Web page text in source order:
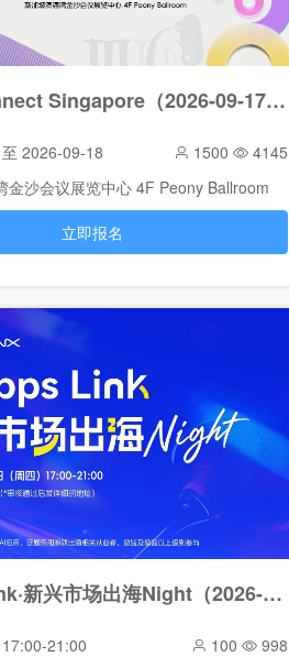
Global Connect Singapore（2026-09-17至2026-09-18）
2026-09-18 1500
4145
金沙会议展览中心 4F Peony Ballroom
立即报名
AI Apps Link·新兴市场出海Night（2026-08-13）
21:00 100
998